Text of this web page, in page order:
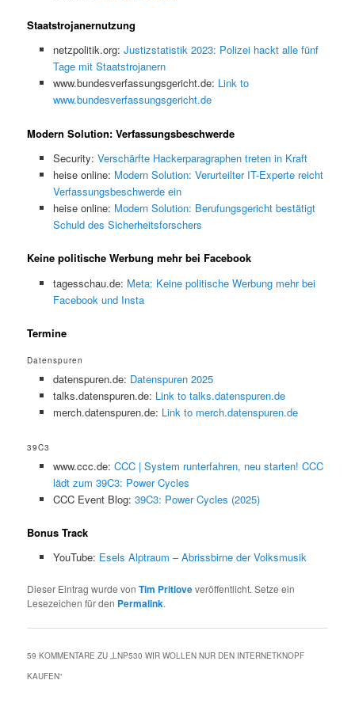
Staatstrojanernutzung
netzpolitik.org: Justizstatistik 2023: Polizei hackt alle fünf
Tage mit Staatstrojanern
www.bundesverfassungsgericht.de: Link to
www.bundesverfassungsgericht.de
Modern Solution: Verfassungsbeschwerde
Security: Verschärfte Hackerparagraphen treten in Kraft
heise online: Modern Solution: Verurteilter IT-Experte reicht
Verfassungsbeschwerde ein
heise online: Modern Solution: Berufungsgericht bestätigt
Schuld des Sicherheitsforschers
Keine politische Werbung mehr bei Facebook
tagesschau.de: Meta: Keine politische Werbung mehr bei
Facebook und Insta
Termine
Datenspuren
datenspuren.de: Datenspuren 2025
talks.datenspuren.de: Link to talks.datenspuren.de
merch.datenspuren.de: Link to merch.datenspuren.de
39C3
www.ccc.de: CCC | System runterfahren, neu starten! CCC
lädt zum 39C3: Power Cycles
CCC Event Blog: 39C3: Power Cycles (2025)
Bonus Track
YouTube: Esels Alptraum – Abrissbirne der Volksmusik
Dieser Eintrag wurde vonTim Pritloveveröffentlicht. Setze ein
Lesezeichen für den Permalink.
59 KOMMENTARE ZU „LNP530 WIR WOLLEN NUR DEN INTERNETKNOPF
KAUFEN“